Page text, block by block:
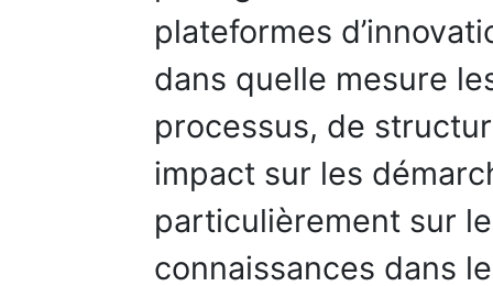
plateformes
dans quelle mesure
processus, de
impact sur les
particulièrement sur
connaissances dans